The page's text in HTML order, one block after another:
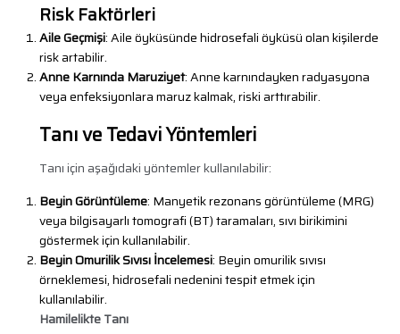
Risk Faktörleri
Aile Geçmişi: Aile öyküsünde hidrosefali öyküsü olan kişilerde
risk artabilir.
Anne Karnında Maruziyet: Anne karnındayken radyasyona
veya enfeksiyonlara maruz kalmak, riski arttırabilir.
Tanı ve Tedavi Yöntemleri
Tanı için aşağıdaki yöntemler kullanılabilir:
Beyin Görüntüleme: Manyetik rezonans görüntüleme (MRG)
veya bilgisayarlı tomografi (BT) taramaları, sıvı birikimini
göstermek için kullanılabilir.
Beyin Omurilik Sıvısı İncelemesi: Beyin omurilik sıvısı
örneklemesi, hidrosefali nedenini tespit etmek için
kullanılabilir.
Hamilelikte Tanı